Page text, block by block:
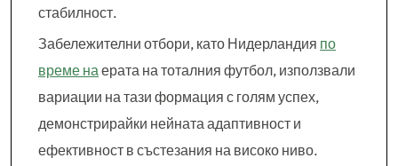
стабилност.
Забележителни отбори, като Нидерландия по
време наерата на тоталния футбол, използвали
вариации на тази формация с голям успех,
демонстрирайки нейната адаптивност и
ефективност в състезания на високо ниво.